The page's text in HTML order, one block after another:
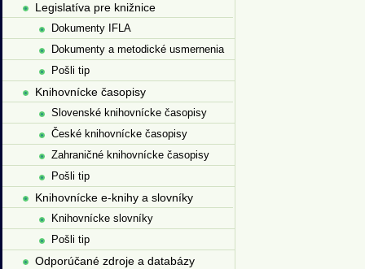
Legislatíva pre knižnice
Dokumenty IFLA
Dokumenty a metodické usmernenia
Pošli tip
Knihovnícke časopisy
Slovenské knihovnícke časopisy
České knihovnícke časopisy
Zahraničné knihovnícke časopisy
Pošli tip
Knihovnícke e-knihy a slovníky
Knihovnícke slovníky
Pošli tip
Odporúčané zdroje a databázy